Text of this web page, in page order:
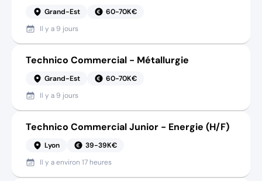
Grand-Est
60-70K€
Il y a 9 jours
Technico Commercial - Métallurgie
Grand-Est
60-70K€
Il y a 9 jours
Technico Commercial Junior - Energie (H/F)
Lyon
39-39K€
Il y aenviron 17 heures